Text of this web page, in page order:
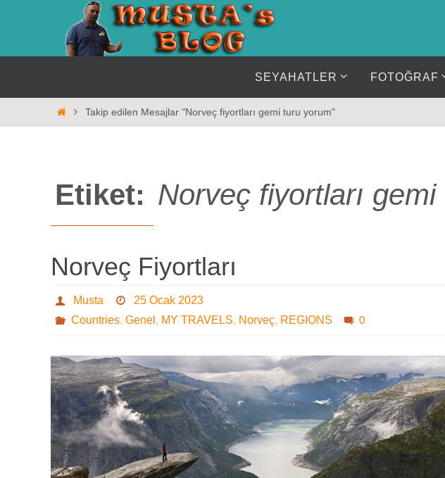
SEYAHATLER FOTOĞRAF
HomeTakip edilen Mesajlar "Norveç fiyortları gemi turu yorum"
Etiket: Norveç fiyortları
Norveç Fiyortları
Musta
25 Ocak 2023
Countries, Genel , MY TRAVELS, Norveç, REGIONS 0